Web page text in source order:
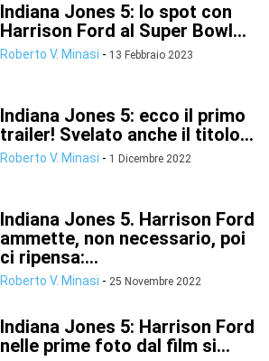
Indiana Jones 5: lo spot con
Harrison Ford al Super Bowl...
Roberto V. Minasi - 13 Febbraio 2023
Indiana Jones 5: ecco il primo
trailer! Svelato anche il titolo...
Roberto V. Minasi - 1 Dicembre 2022
Indiana Jones 5. Harrison Ford
ammette, non necessario, poi
ci ripensa:...
Roberto V. Minasi - 25 Novembre 2022
Indiana Jones 5: Harrison Ford
nelle prime foto dal film si...